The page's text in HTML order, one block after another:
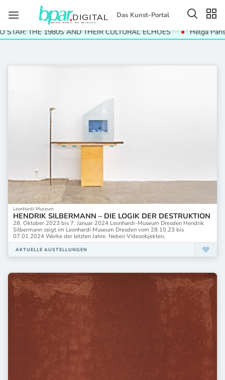
Das Kunst-Portal
1980S AND THEIR CULTURAL ECHOES Helga Paris. Häuser
Leonhardi-Museum
HENDRIK SILBERMANN – DIE LOGIK DER DESTRUKTION
28. Oktober 2023 bis 7. Januar 2024 Leonhardi-Museum Dresden Hendrik
Silbermann zeigt im Leonhardi Museum Dresden vom 28.10.23 bis
07.01.2024 Werke der letzten Jahre. Neben Videoobjekten,
AKTUELLE AUSTELLUNGEN